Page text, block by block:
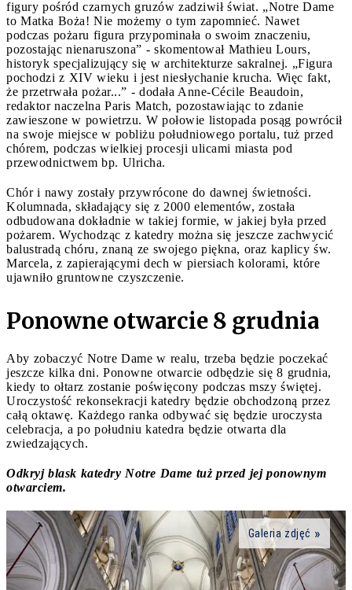
figury pośród czarnych gruzów zadziwił świat. „Notre Dame
to Matka Boża! Nie możemy o tym zapomnieć. Nawet
podczas pożaru figura przypominała o swoim znaczeniu,
pozostając nienaruszona” - skomentował Mathieu Lours,
historyk specjalizujący się w architekturze sakralnej. „Figura
pochodzi z XIV wieku i jest niesłychanie krucha. Więc fakt,
że przetrwała pożar...” - dodała Anne-Cécile Beaudoin,
redaktor naczelna Paris Match, pozostawiając to zdanie
zawieszone w powietrzu. W połowie listopada posąg powrócił
na swoje miejsce w pobliżu południowego portalu, tuż przed
chórem, podczas wielkiej procesji ulicami miasta pod
przewodnictwem bp. Ulricha.
Chór i nawy zostały przywrócone do dawnej świetności.
Kolumnada, składający się z 2000 elementów, została
odbudowana dokładnie w takiej formie, w jakiej była przed
pożarem. Wychodząc z katedry można się jeszcze zachwycić
balustradą chóru, znaną ze swojego piękna, oraz kaplicy św.
Marcela, z zapierającymi dech w piersiach kolorami, które
ujawniło gruntowne czyszczenie.
Ponowne otwarcie 8 grudnia
Aby zobaczyć Notre Dame w realu, trzeba będzie poczekać
jeszcze kilka dni. Ponowne otwarcie odbędzie się 8 grudnia,
kiedy to ołtarz zostanie poświęcony podczas mszy świętej.
Uroczystość rekonsekracji katedry będzie obchodzoną przez
całą oktawę. Każdego ranka odbywać się będzie uroczysta
celebracja, a po południu katedra będzie otwarta dla
zwiedzających.
Odkryj blask katedry Notre Dame tuż przed jej ponownym
otwarciem.
Galeria zdjęć